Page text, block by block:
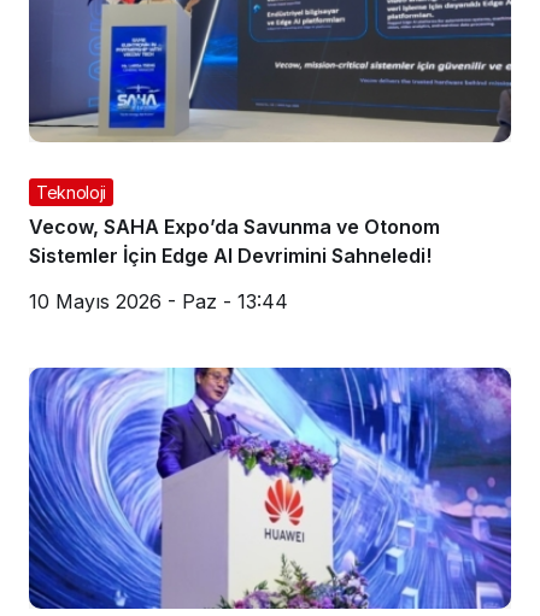
Teknoloji
Vecow, SAHA Expo’da Savunma ve Otonom
Sistemler İçin Edge AI Devrimini Sahneledi!
10 Mayıs 2026 - Paz - 13:44